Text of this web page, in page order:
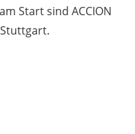
Start sind ACCION